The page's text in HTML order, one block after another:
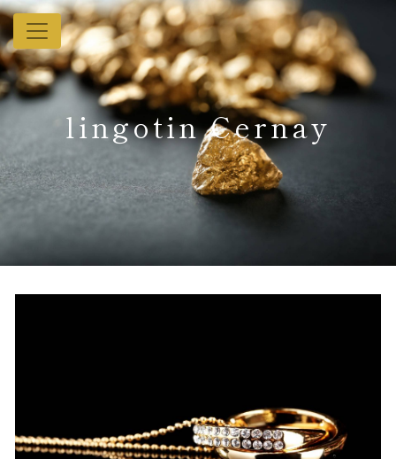
Panneau de gestion des cookies
lingotin Cernay